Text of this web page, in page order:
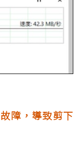
障，導致剪下